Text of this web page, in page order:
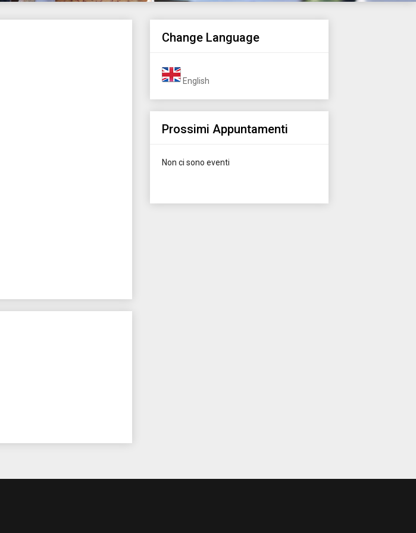
Change Language
English
Prossimi Appuntamenti
Non ci sono eventi